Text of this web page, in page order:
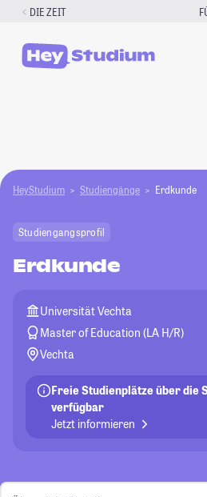
Zum
springen
DIE ZEIT
HeyStudium Studiengänge Erdkunde
Studiengangsprofil
Erdkunde
Universität Vechta
Master of Education (LA H/R)
Vechta
Freie Studienplätze über die
verfügbar
Jetzt informieren